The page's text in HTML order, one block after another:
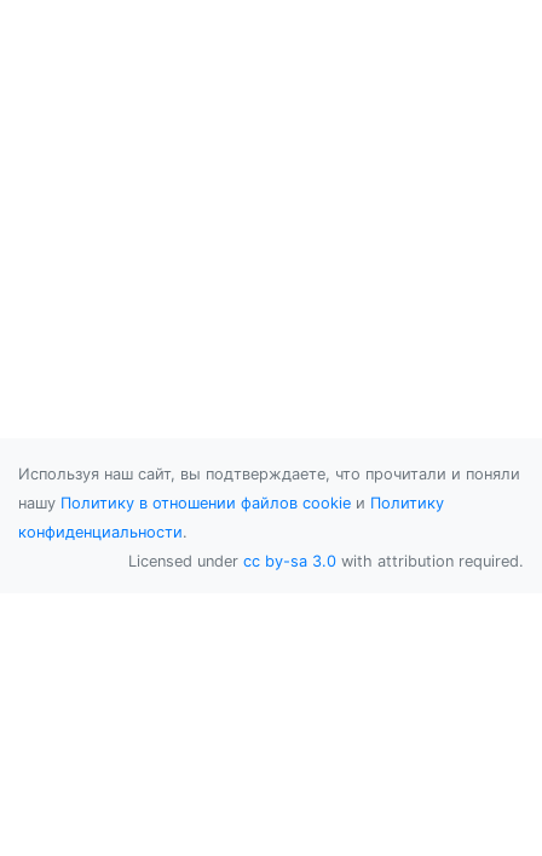
Используя наш сайт, вы подтверждаете, что прочитали и поняли
нашу Политику в отношении файлов cookie и Политику
конфиденциальности.
Licensed under cc by-sa 3.0 with attribution required.